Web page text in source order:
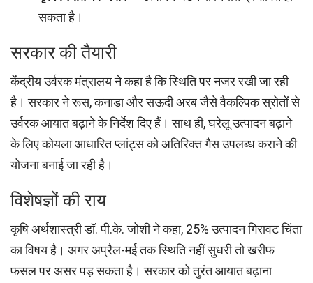
सकता है।
सरकार की तैयारी
केंद्रीय उर्वरक मंत्रालय ने कहा है कि स्थिति पर नजर रखी जा रही
है। सरकार ने रूस, कनाडा और सऊदी अरब जैसे वैकल्पिक स्रोतों से
उर्वरक आयात बढ़ाने के निर्देश दिए हैं। साथ ही, घरेलू उत्पादन बढ़ाने
के लिए कोयला आधारित प्लांट्स को अतिरिक्त गैस उपलब्ध कराने की
योजना बनाई जा रही है।
विशेषज्ञों की राय
कृषि अर्थशास्त्री डॉ. पी.के. जोशी ने कहा, 25% उत्पादन गिरावट चिंता
का विषय है। अगर अप्रैल-मई तक स्थिति नहीं सुधरी तो खरीफ
फसल पर असर पड़ सकता है। सरकार को तुरंत आयात बढ़ाना